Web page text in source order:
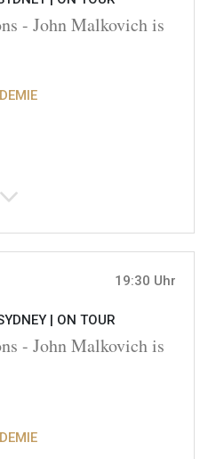
- John Malkovich is
19:30 Uhr
| ON TOUR
- John Malkovich is